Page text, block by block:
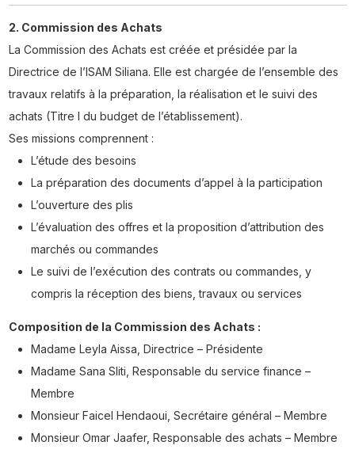
2. Commission des Achats
La Commission des Achats est créée et présidée par la
Directrice de l’ISAM Siliana. Elle est chargée de l’ensemble des
travaux relatifs à la préparation, la réalisation et le suivi des
achats (Titre I du budget de l’établissement).
Ses missions comprennent :
L’étude des besoins
La préparation des documents d’appel à la participation
L’ouverture des plis
L’évaluation des offres et la proposition d’attribution des
marchés ou commandes
Le suivi de l’exécution des contrats ou commandes, y
compris la réception des biens, travaux ou services
Composition de la Commission des Achats :
Madame Leyla Aissa, Directrice – Présidente
Madame Sana Sliti, Responsable du service finance –
Membre
Monsieur Faicel Hendaoui, Secrétaire général – Membre
Monsieur Omar Jaafer, Responsable des achats – Membre